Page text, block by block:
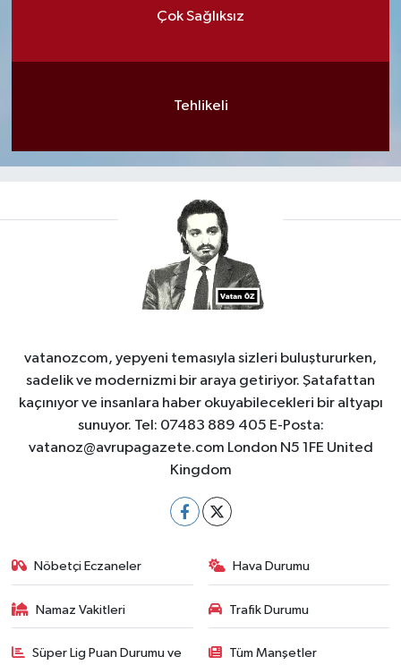
Çok Sağlıksız
Tehlikeli
vatanozcom, yepyeni temasıyla sizleri buluştururken,
sadelik ve modernizmi bir araya getiriyor. Şatafattan
kaçınıyor ve insanlara haber okuyabilecekleri bir altyapı
sunuyor. Tel: 07483 889 405 E-Posta:
vatanoz@avrupagazete.com London N5 1FE United
Kingdom
Nöbetçi Eczaneler Hava Durumu
Namaz Vakitleri Trafik Durumu
Süper Lig Puan Durumu ve Tüm Manşetler